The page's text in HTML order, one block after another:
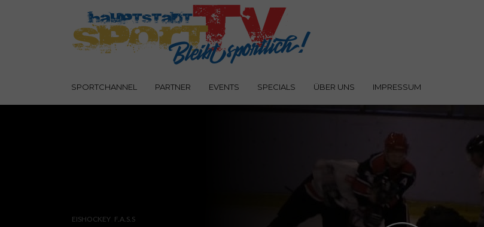
SPORTCHANNEL PARTNER EVENTS SPECIALS ÜBER UNS IMPRESSUM
EISHOCKEY F.A.S.S